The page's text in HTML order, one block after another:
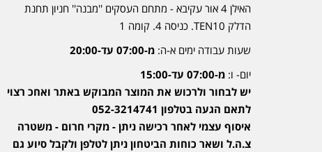
האילן 4 אור עקיבא - מתחם העסקים ''מבנה'' חניון תחנת
הדלק TEN10. כניסה 4. קומה 1
שעות עבודה ימים א-ה: מ-07:00 עד-20:00
יום- ו: מ-07:00 עד-15:00
יש לבחור ולרכוש את המוצר המבוקש באתר ואחכ רצוי
לתאם הגעה בטלפון 052-3214741
איסוף עצמי לאחר רכישה ניתן - מקרי חרום - משטרה
צ.ה.ל ושאר כוחות הביטחון ניתן לטלפן ולקבל סיוע גם